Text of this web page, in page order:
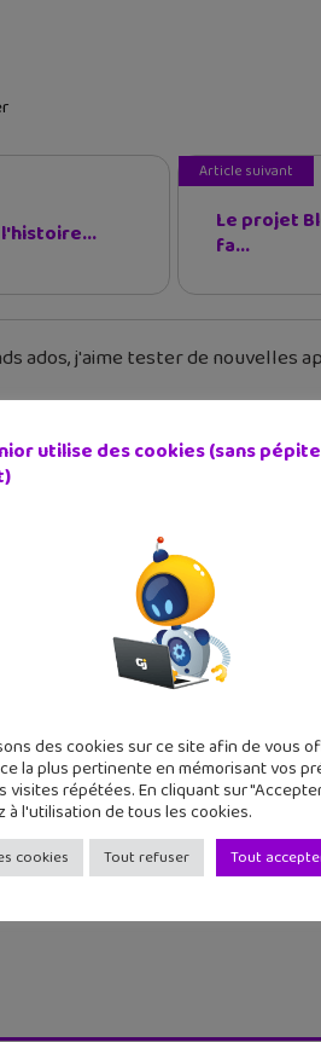
Article suivant
Le projet
fa...
ados, j'aime tester de nouvelles
: Stickers
comment
utilise des cookies (sans
des cookies sur ce site afin de vous
la plus pertinente en mémorisant vos
visites répétées. En cliquant sur
à l'utilisation de tous les cookies.
cookies Tout refuser Tout